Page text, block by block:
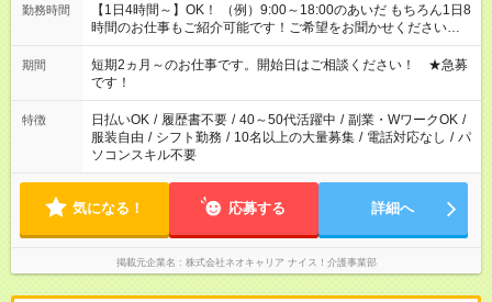
勤務時間
【1日4時間～】OK！ （例）9:00～18:00のあいだ もちろん1日8
時間のお仕事もご紹介可能です！ご希望をお聞かせください！
その他の時間帯もあなたのライフスタイルに合わせて お選びい
ただけます！ 【シフト固定もOK】★家庭の都合でお休みが必要
な場合も遠慮なくご相談ください。 ※週最低15時間以上の勤務
が必要です
期間
短期2ヵ月～のお仕事です。開始日はご相談ください！ ★急募
です！
特徴 日払いOK / 履歴書不要 / 40～50代活躍中 / 副業・WワークOK /
服装自由 / シフト勤務 / 10名以上の大量募集 / 電話対応なし / パ
ソコンスキル不要
気になる！ 応募する 詳細へ
掲載元企業名 株式会社ネオキャリア ナイス！介護事業部